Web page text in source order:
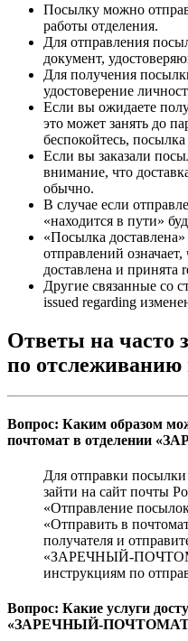
Посылку можно
работы отделения.
Для отправления
документ,
Для получения
удостоверение
Если вы ожидаете
это может занять до
беспокойтесь, посылка
Если вы заказали
внимание, что
обычно.
В случае если
«находится в пути»
«Посылка
отправлений
доставлена и принята
Другие связанные со
issued regarding
Ответы на часто
по отслеживанию
Вопрос: Каким образом
почтомат в отделении
Для отправки
зайти на сайт почты
«Отправление
«Отправить в
получателя и
«ЗАРЕЧНЫЙ-
инструкциям по
Вопрос: Какие услуги
«ЗАРЕЧНЫЙ-ПОЧТОМАТ